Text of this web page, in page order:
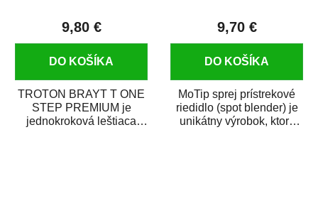
9,80 €
DO KOŠÍKA
TROTON BRAYT T ONE
STEP PREMIUM je
jednokroková leštiaca
9,70 €
DO KOŠÍKA
MoTip sprej prístrekové
riedidlo (spot blender) je
unikátny výrobok, ktorý